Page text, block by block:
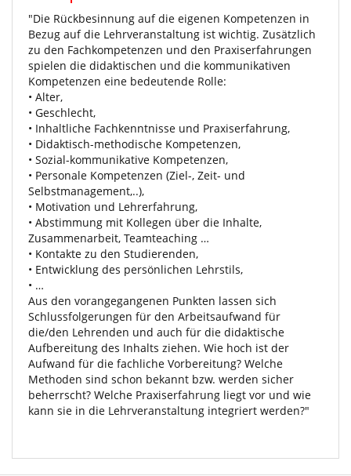
"Die Rückbesinnung auf die eigenen Kompetenzen in
Bezug auf die Lehrveranstaltung ist wichtig. Zusätzlich
zu den Fachkompetenzen und den Praxiserfahrungen
spielen die didaktischen und die kommunikativen
Kompetenzen eine bedeutende Rolle:
• Alter,
• Geschlecht,
• Inhaltliche Fachkenntnisse und Praxiserfahrung,
• Didaktisch-methodische Kompetenzen,
• Sozial-kommunikative Kompetenzen,
• Personale Kompetenzen (Ziel-, Zeit- und
Selbstmanagement,..),
• Motivation und Lehrerfahrung,
• Abstimmung mit Kollegen über die Inhalte,
Zusammenarbeit, Teamteaching …
• Kontakte zu den Studierenden,
• Entwicklung des persönlichen Lehrstils,
• …
Aus den vorangegangenen Punkten lassen sich
Schlussfolgerungen für den Arbeitsaufwand für
die/den Lehrenden und auch für die didaktische
Aufbereitung des Inhalts ziehen. Wie hoch ist der
Aufwand für die fachliche Vorbereitung? Welche
Methoden sind schon bekannt bzw. werden sicher
beherrscht? Welche Praxiserfahrung liegt vor und wie
kann sie in die Lehrveranstaltung integriert werden?"